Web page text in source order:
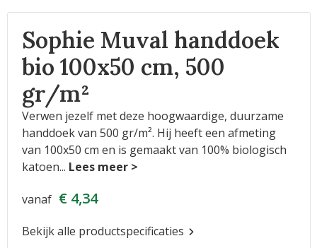
Sophie Muval handdoek
bio 100x50 cm, 500
gr/m²
Verwen jezelf met deze hoogwaardige, duurzame
handdoek van 500 gr/m². Hij heeft een afmeting
van 100x50 cm en is gemaakt van 100% biologisch
katoen...
vanaf € 4,34
Bekijk alle productspecificaties